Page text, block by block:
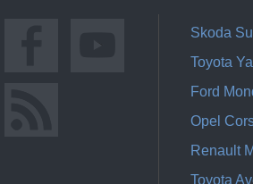
Skoda
Toyota
Ford
Opel
Renault
Toyota